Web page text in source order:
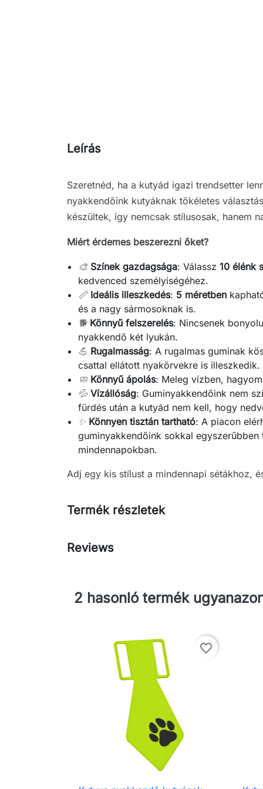
Leírás
Szeretnéd, ha a kutyád igazi trendsetter
nyakkendőink kutyáknak tökéletes
készültek, így nemcsak stílusosak, hanem
Miért érdemes beszerezni őket?
🎨 Színek gazdagsága: Válassz10 élénk
kedvenced személyiségéhez.
📏 Ideális illeszkedés: 5 méretben
és a nagy sármosoknak is.
🐕 Könnyű felszerelés: Nincsenek
nyakkendő két lyukán.
💪 Rugalmasság: A rugalmas guminak
csattal ellátott nyakörvekre is illeszkedik.
🧼 Könnyű ápolás: Meleg vízben,
💦 Vízállóság: Guminyakkendőink nem
fürdés után a kutyád nem kell, hogy
✨ Könnyen tisztán tartható: A piacon
guminyakkendőink sokkal
mindennapokban.
Adj egy kis stílust a mindennapi sétákhoz,
Termék részletek
Reviews
2 hasonló termék
favorite_border